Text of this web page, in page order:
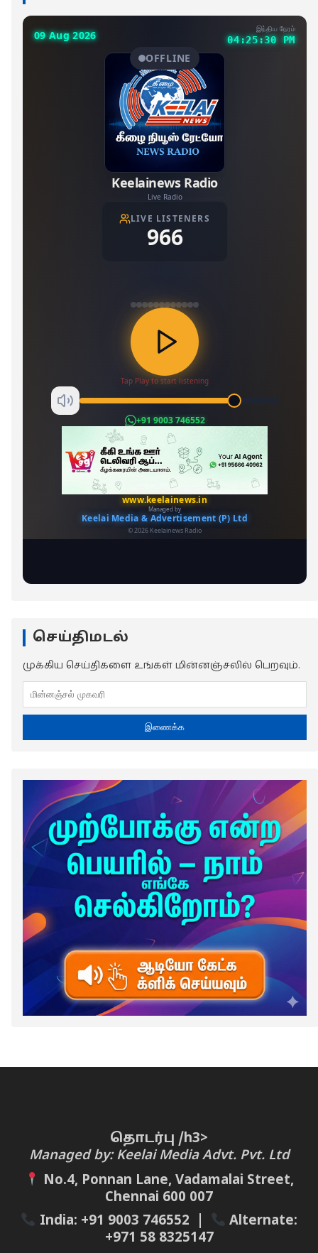
செய்திமடல்
முக்கிய செய்திகளை உங்கள் மின்னஞ்சலில் பெறவும்.
இணைக்க
தொடர்பு /h3>
Managed by: Keelai Media Advt. Pvt. Ltd
No.4, Ponnan Lane, Vadamalai Street,
Chennai 600 007
India: +91 9003 746552
Alternate:
+971 58 8325147